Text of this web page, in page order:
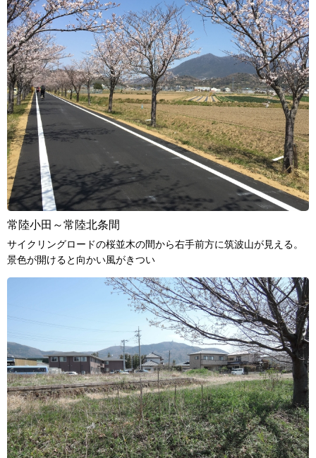
常陸小田～常陸北条間
サイクリングロードの桜並木の間から右手前方に筑波山が見える。
景色が開けると向かい風がきつい